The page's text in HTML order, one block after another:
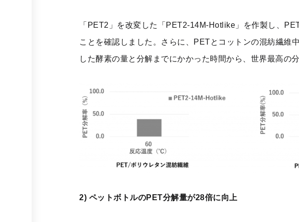
「PET2」を改変した「PET2-14M-Hotlike」を作製し、
ことを確認しました。さらに、PETとコットンの混紡繊
した酵素の量と分解までにかかった時間から、世界最高の
2) ペットボトルのPET分解量が28倍に向上